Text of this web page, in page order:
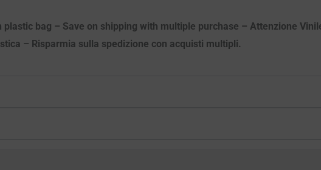
bag – Save on shipping with multiple purchase – Attenzione
– Risparmia sulla spedizione con acquisti multipli.